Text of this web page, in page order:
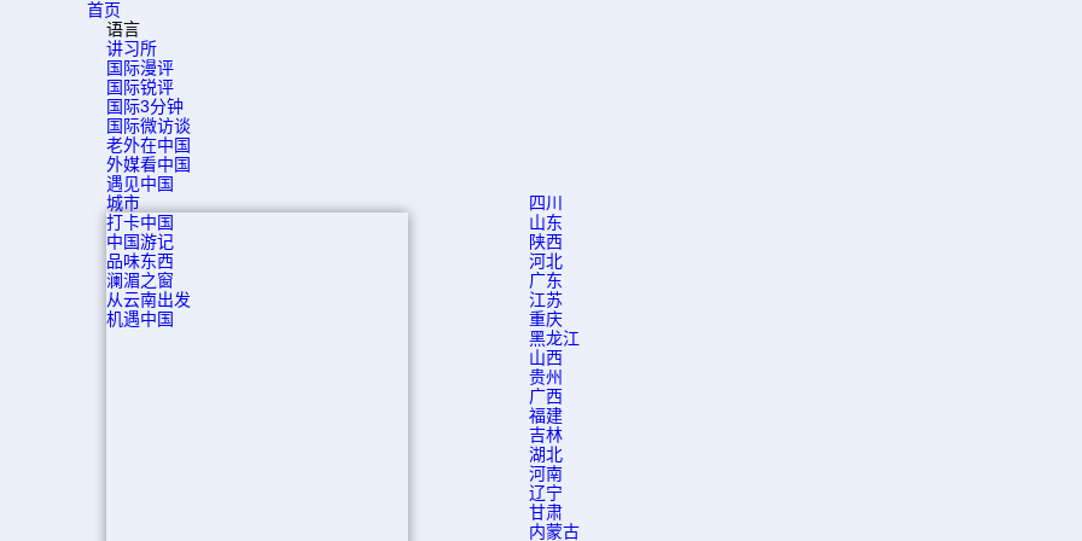
首页
语言
讲习所
国际漫评
国际锐评
国际3分钟
国际微访谈
老外在中国
外媒看中国
遇见中国
城市
打卡中国
中国游记
品味东西
澜湄之窗
从云南出发
机遇中国
四川
山东
陕西
河北
广东
江苏
重庆
黑龙江
山西
贵州
广西
福建
吉林
湖北
河南
辽宁
甘肃
内蒙古